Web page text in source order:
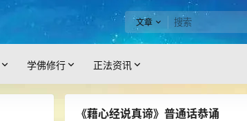
文章
学佛修行 正法资讯
《藉心经说真谛》普通话恭诵